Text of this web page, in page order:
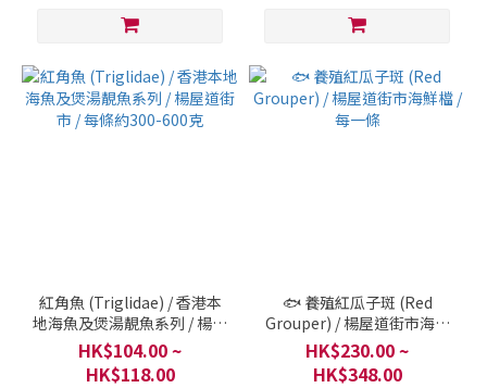
紅角魚 (Triglidae) / 香港本
地海魚及煲湯靚魚系列 / 楊屋
道街市 / 每條約300-600克
HK$104.00 ~
HK$118.00
🐟 養殖紅瓜子斑 (Red
Grouper) / 楊屋道街市海鮮
檔 / 每一條
HK$230.00 ~
HK$348.00